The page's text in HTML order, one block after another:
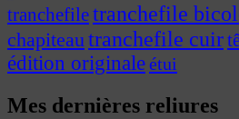
tranchefiletranchefile
chapiteautranchefile cuir
édition originaleétui
Mes dernières reliures